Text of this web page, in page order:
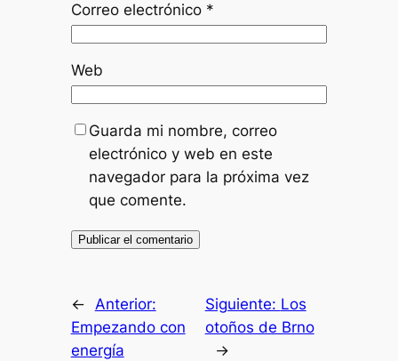
Correo electrónico *
Web
Guarda mi nombre, correo
electrónico y web en este
navegador para la próxima vez
que comente.
← Anterior:
Empezando con
energía
Siguiente: Los
otoños de Brno
→